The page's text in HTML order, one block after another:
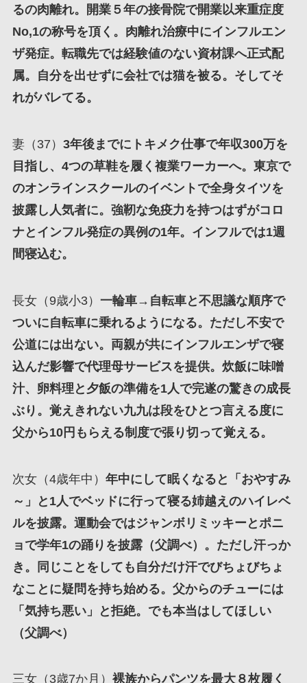
るの肉離れ。開業５年の接骨院で開業以来重症度
No,1の称号を頂く。肉離れ治療中にインフルエン
ザ発症。転職先では経験値のない資材課へ正式配
属。自分を出せずに会社では猫を被る。そしてそ
れがバレてる。
妻（37） 3年後までにトキメク仕事で年収300万を
目指し、4つの草鞋を履く複業ワーカーへ。東京で
のオンラインスクールのイベントで全身タイツを
披露し人気者に。強靭な免疫力を持つはずがコロ
ナとインフル発症の異例の1年。インフルでは1週
間寝込む。
長女（9歳小3） 一輪車→自転車と不思議な順序で
ついに自転車に乗れるようになる。ただし不安で
公道には出ない。両親が共にインフルエンザで寝
込んだ影響で代理母サービスを提供。炊飯に味噌
汁、卵料理と夕飯の準備を1人で完遂の驚きの成長
ぶり。覚えきれない九九は段をひとつ言える度に
父から10円もらえる制度で張り切って覚える。
次女（4歳年中） 年中にして眠くなると「おやすみ
～」と1人でベッドに行って寝る姉越えのハイレベ
ルを披露。運動会ではジャンボリミッキーとポニ
ョで学年1の踊りを披露（父調べ）。ただし汗っか
き。同じことをしても自分だけ汗でびちょびちょ
なことに疑問を持ち始める。父からのチューには
「気持ち悪い」と拒絶。でも本当はしてほしい
（父調べ）
三女（3歳7か月） 裸族からパンツを最大８枚履く